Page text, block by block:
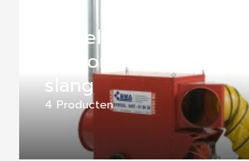
Diesel kachel met
schoorsteen en inblaas
slang
4 Producten